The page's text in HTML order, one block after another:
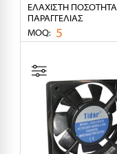
ΕΛΆΧΙΣΤΗ ΠΟΣΌΤΗΤΑ
ΠΑΡΑΓΓΕΛΊΑΣ
MOQ: 5